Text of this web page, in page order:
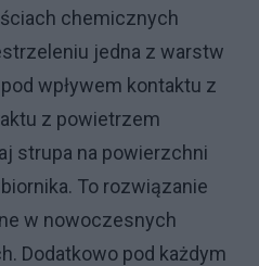
chemicznych
jedna z warstw
wpływem kontaktu z
z powietrzem
strupa na powierzchni
To rozwiązanie
w nowoczesnych
Dodatkowo pod każdym